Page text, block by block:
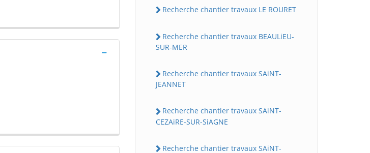
Recherche chantier travaux LE ROURET
Recherche chantier travaux BEAULiEU-
SUR-MER
Recherche chantier travaux SAiNT-
JEANNET
Recherche chantier travaux SAiNT-
CEZAiRE-SUR-SiAGNE
Recherche chantier travaux SAiNT-